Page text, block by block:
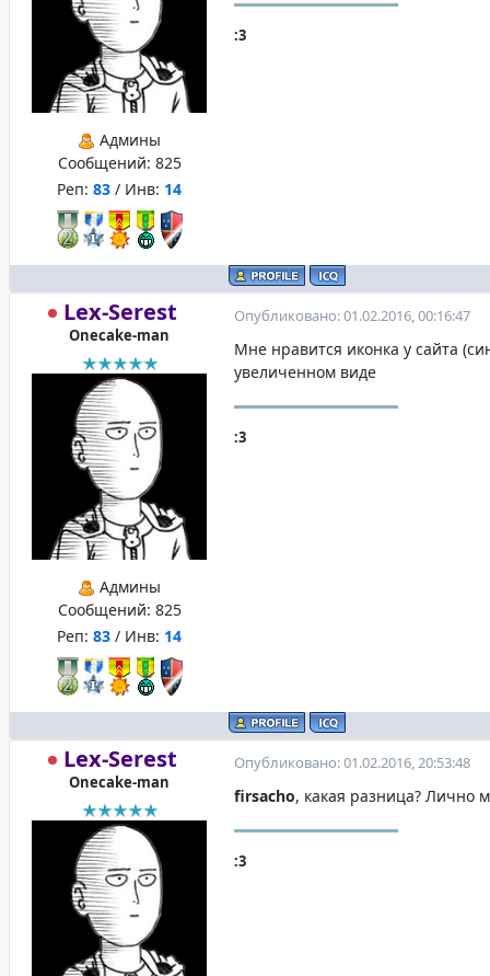
Админы
Сообщений: 825
Реп: 83 / Инв: 14
:3
Lex-Serest
Onecake-man
Админы
Сообщений: 825
Реп: 83 / Инв: 14
Опубликовано: 01.02.2016, 00:16:47
Мне нравится иконка у сайта
увеличенном виде
:3
Lex-Serest
Onecake-man
Опубликовано: 01.02.2016, 20:53:48
firsacho, какая разница? Лично
:3